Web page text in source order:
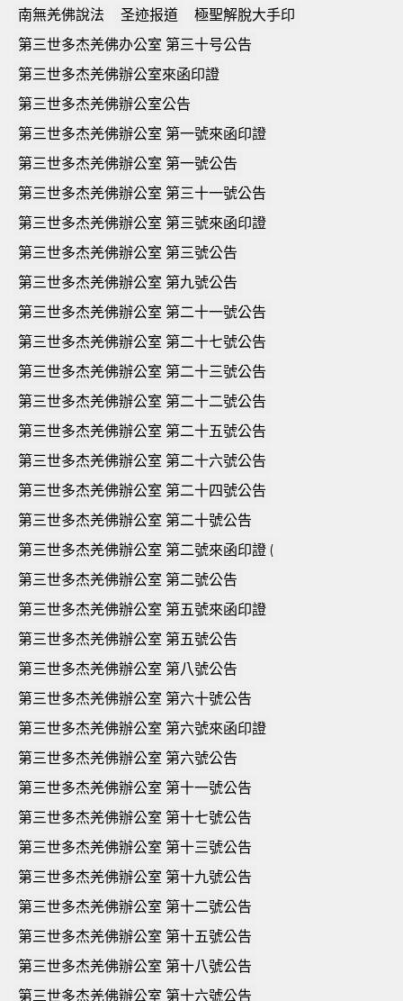
南無羌佛說法 圣迹报道
極聖解脫大手印
第三世多杰羌佛办公室 第三十号公告
第三世多杰羌佛辦公室來函印證
第三世多杰羌佛辦公室公告
第三世多杰羌佛辦公室 第一號來函印證
第三世多杰羌佛辦公室 第一號公告
第三世多杰羌佛辦公室 第三十一號公告
第三世多杰羌佛辦公室 第三號來函印證
第三世多杰羌佛辦公室 第三號公告
第三世多杰羌佛辦公室 第九號公告
第三世多杰羌佛辦公室 第二十一號公告
第三世多杰羌佛辦公室 第二十七號公告
第三世多杰羌佛辦公室 第二十三號公告
第三世多杰羌佛辦公室 第二十二號公告
第三世多杰羌佛辦公室 第二十五號公告
第三世多杰羌佛辦公室 第二十六號公告
第三世多杰羌佛辦公室 第二十四號公告
第三世多杰羌佛辦公室 第二十號公告
第三世多杰羌佛辦公室 第二號來函印證 (
第三世多杰羌佛辦公室 第二號公告
第三世多杰羌佛辦公室 第五號來函印證
第三世多杰羌佛辦公室 第五號公告
第三世多杰羌佛辦公室 第八號公告
第三世多杰羌佛辦公室 第六十號公告
第三世多杰羌佛辦公室 第六號來函印證
第三世多杰羌佛辦公室 第六號公告
第三世多杰羌佛辦公室 第十一號公告
第三世多杰羌佛辦公室 第十七號公告
第三世多杰羌佛辦公室 第十三號公告
第三世多杰羌佛辦公室 第十九號公告
第三世多杰羌佛辦公室 第十二號公告
第三世多杰羌佛辦公室 第十五號公告
第三世多杰羌佛辦公室 第十八號公告
第三世多杰羌佛辦公室 第十六號公告